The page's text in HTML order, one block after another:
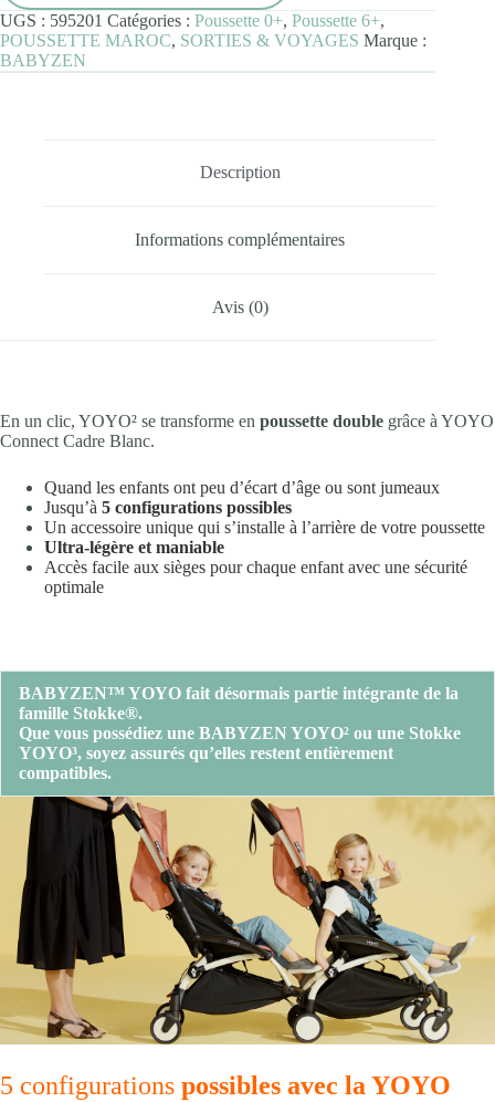
UGS : 595201 Catégories : Poussette 0+, Poussette 6+,
POUSSETTE MAROC, SORTIES & VOYAGES Marque :
BABYZEN
Description
Informations complémentaires
Avis (0)
En un clic, YOYO² se transforme en poussette double grâce à YOYO
Connect Cadre Blanc.
Quand les enfants ont peu d’écart d’âge ou sont jumeaux
Jusqu’à 5 configurations possibles
Un accessoire unique qui s’installe à l’arrière de votre poussette
Ultra-légère et maniable
Accès facile aux sièges pour chaque enfant avec une sécurité
optimale
BABYZEN™ YOYO fait désormais partie intégrante de la
famille Stokke®.
Que vous possédiez une BABYZEN YOYO² ou une Stokke
YOYO³, soyez assurés qu’elles restent entièrement
compatibles.
5 configurations possibles avec la YOYO